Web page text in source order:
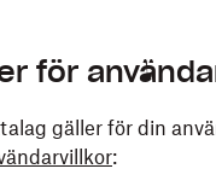
för
gäller för din
: